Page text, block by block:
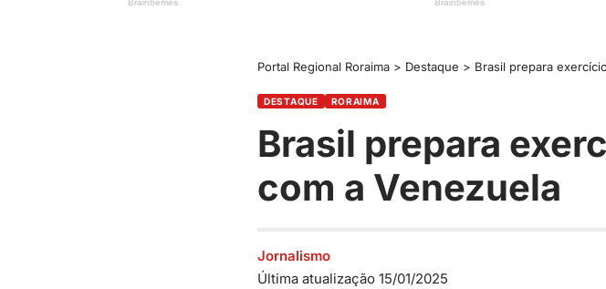
Portal Regional Roraima > Destaque > Brasil prepara
DESTAQUE RORAIMA
Brasil prepara
com a Venezuela
Última atualização 15/01/2025
Jornalismo